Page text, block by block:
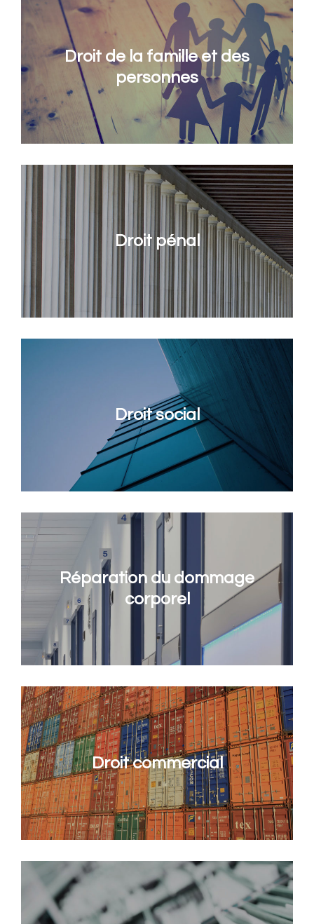
Droit de la famille et des
personnes
Droit pénal
Droit social
Réparation du dommage
corporel
Droit commercial